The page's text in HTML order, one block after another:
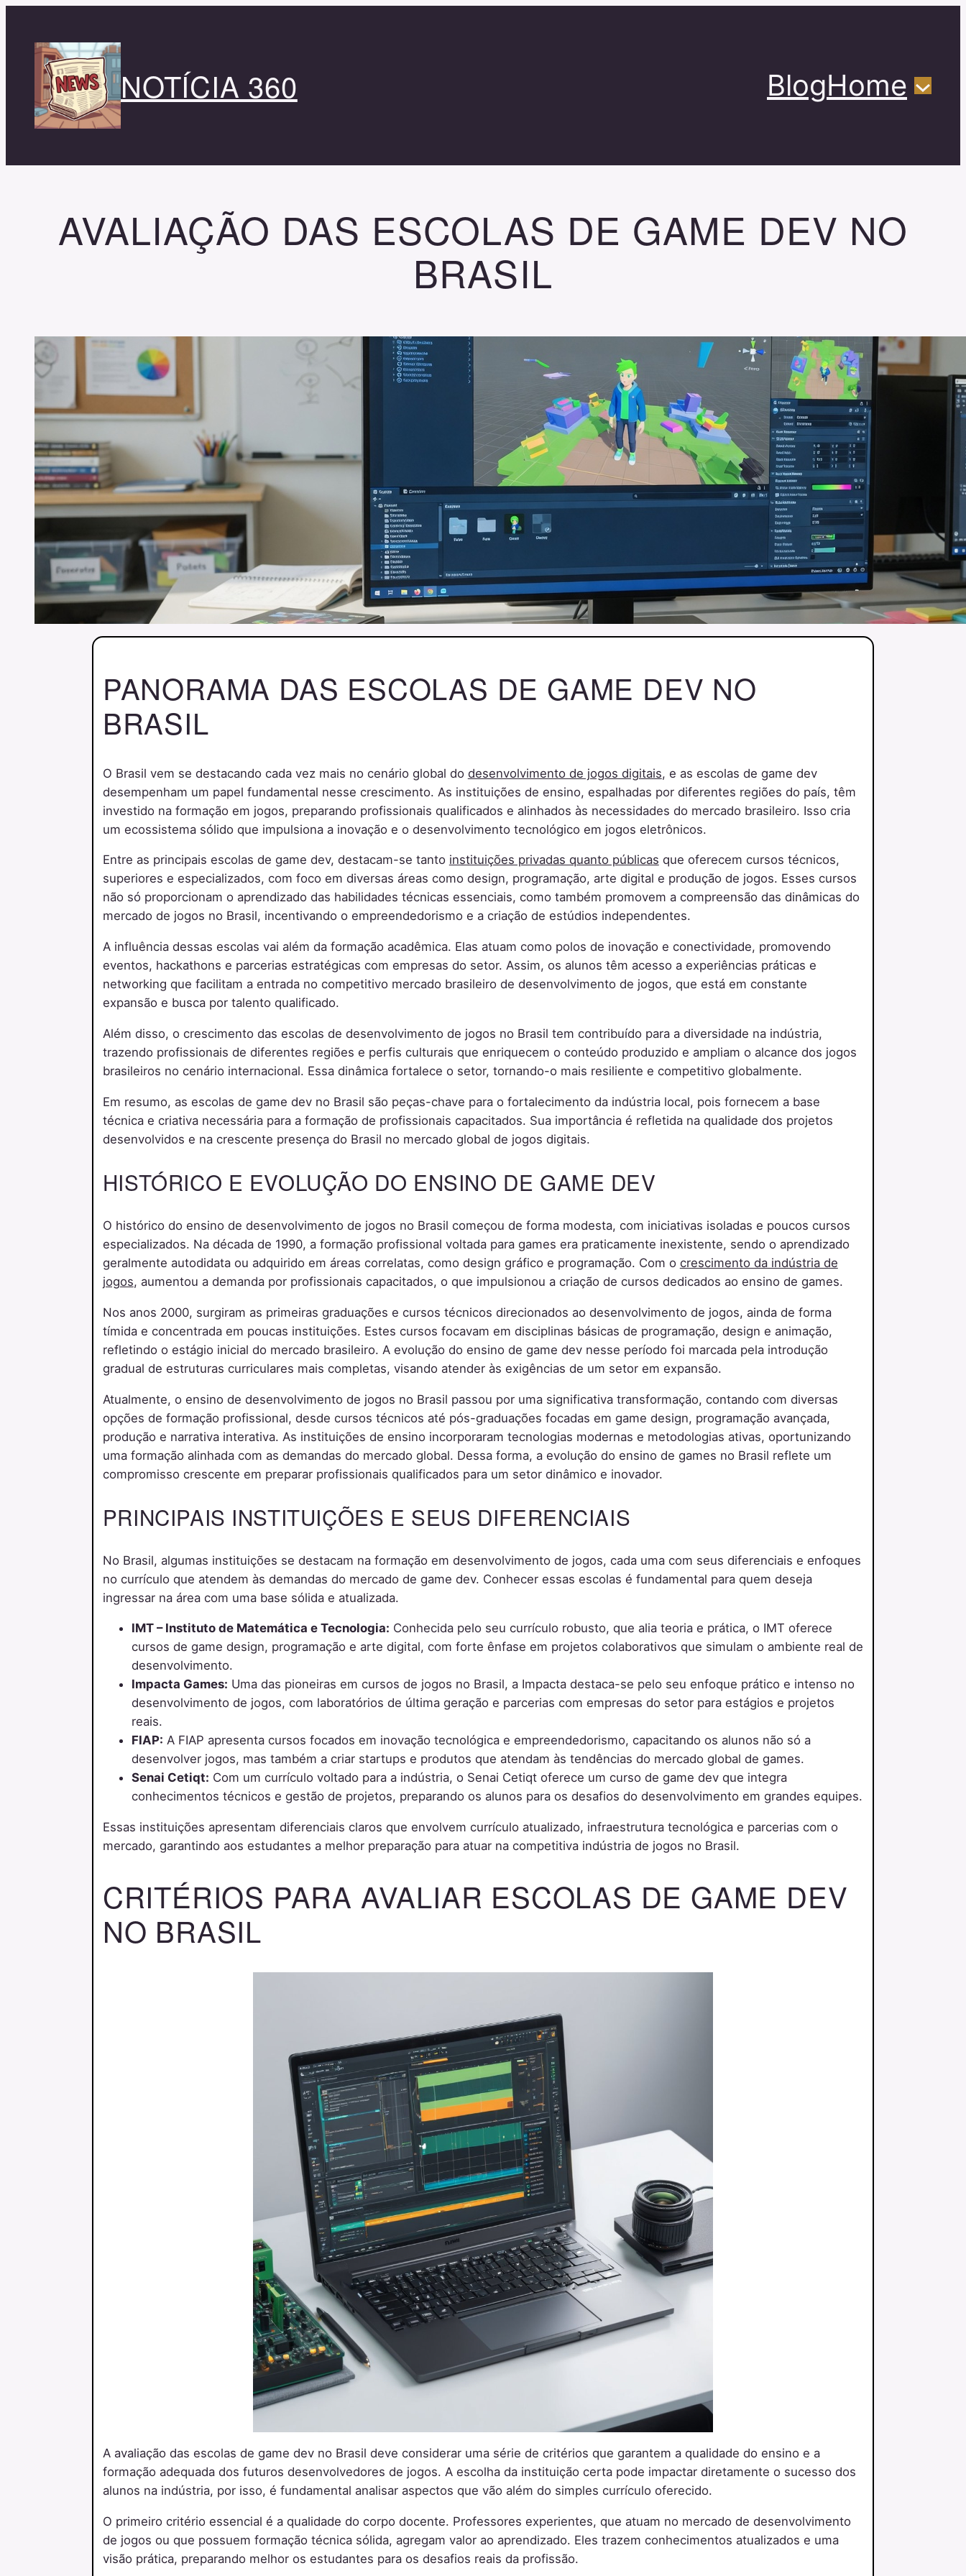
conteúdo
NOTÍCIA 360 BlogHome
AVALIAÇÃO DAS ESCOLAS DE GAME DEV NO
BRASIL
PANORAMA DAS ESCOLAS DE GAME DEV NO
BRASIL
O Brasil vem se destacando cada vez mais no cenário global do desenvolvimento de jogos digitais, e as escolas de game dev
desempenham um papel fundamental nesse crescimento. As instituições de ensino, espalhadas por diferentes regiões do país, têm
investido na formação em jogos, preparando profissionais qualificados e alinhados às necessidades do mercado brasileiro. Isso cria
um ecossistema sólido que impulsiona a inovação e o desenvolvimento tecnológico em jogos eletrônicos.
Entre as principais escolas de game dev, destacam-se tanto instituições privadas quanto públicas que oferecem cursos técnicos,
superiores e especializados, com foco em diversas áreas como design, programação, arte digital e produção de jogos. Esses cursos
não só proporcionam o aprendizado das habilidades técnicas essenciais, como também promovem a compreensão das dinâmicas do
mercado de jogos no Brasil, incentivando o empreendedorismo e a criação de estúdios independentes.
A influência dessas escolas vai além da formação acadêmica. Elas atuam como polos de inovação e conectividade, promovendo
eventos, hackathons e parcerias estratégicas com empresas do setor. Assim, os alunos têm acesso a experiências práticas e
networking que facilitam a entrada no competitivo mercado brasileiro de desenvolvimento de jogos, que está em constante
expansão e busca por talento qualificado.
Além disso, o crescimento das escolas de desenvolvimento de jogos no Brasil tem contribuído para a diversidade na indústria,
trazendo profissionais de diferentes regiões e perfis culturais que enriquecem o conteúdo produzido e ampliam o alcance dos jogos
brasileiros no cenário internacional. Essa dinâmica fortalece o setor, tornando-o mais resiliente e competitivo globalmente.
Em resumo, as escolas de game dev no Brasil são peças-chave para o fortalecimento da indústria local, pois fornecem a base
técnica e criativa necessária para a formação de profissionais capacitados. Sua importância é refletida na qualidade dos projetos
desenvolvidos e na crescente presença do Brasil no mercado global de jogos digitais.
HISTÓRICO E EVOLUÇÃO DO ENSINO DE GAME DEV
O histórico do ensino de desenvolvimento de jogos no Brasil começou de forma modesta, com iniciativas isoladas e poucos cursos
especializados. Na década de 1990, a formação profissional voltada para games era praticamente inexistente, sendo o aprendizado
geralmente autodidata ou adquirido em áreas correlatas, como design gráfico e programação. Com o crescimento da indústria de
jogos, aumentou a demanda por profissionais capacitados, o que impulsionou a criação de cursos dedicados ao ensino de games.
Nos anos 2000, surgiram as primeiras graduações e cursos técnicos direcionados ao desenvolvimento de jogos, ainda de forma
tímida e concentrada em poucas instituições. Estes cursos focavam em disciplinas básicas de programação, design e animação,
refletindo o estágio inicial do mercado brasileiro. A evolução do ensino de game dev nesse período foi marcada pela introdução
gradual de estruturas curriculares mais completas, visando atender às exigências de um setor em expansão.
Atualmente, o ensino de desenvolvimento de jogos no Brasil passou por uma significativa transformação, contando com diversas
opções de formação profissional, desde cursos técnicos até pós-graduações focadas em game design, programação avançada,
produção e narrativa interativa. As instituições de ensino incorporaram tecnologias modernas e metodologias ativas, oportunizando
uma formação alinhada com as demandas do mercado global. Dessa forma, a evolução do ensino de games no Brasil reflete um
compromisso crescente em preparar profissionais qualificados para um setor dinâmico e inovador.
PRINCIPAIS INSTITUIÇÕES E SEUS DIFERENCIAIS
No Brasil, algumas instituições se destacam na formação em desenvolvimento de jogos, cada uma com seus diferenciais e enfoques
no currículo que atendem às demandas do mercado de game dev. Conhecer essas escolas é fundamental para quem deseja
ingressar na área com uma base sólida e atualizada.
IMT – Instituto de Matemática e Tecnologia: Conhecida pelo seu currículo robusto, que alia teoria e prática, o IMT oferece
cursos de game design, programação e arte digital, com forte ênfase em projetos colaborativos que simulam o ambiente real de
desenvolvimento.
Impacta Games: Uma das pioneiras em cursos de jogos no Brasil, a Impacta destaca-se pelo seu enfoque prático e intenso no
desenvolvimento de jogos, com laboratórios de última geração e parcerias com empresas do setor para estágios e projetos
reais.
FIAP: A FIAP apresenta cursos focados em inovação tecnológica e empreendedorismo, capacitando os alunos não só a
desenvolver jogos, mas também a criar startups e produtos que atendam às tendências do mercado global de games.
Senai Cetiqt: Com um currículo voltado para a indústria, o Senai Cetiqt oferece um curso de game dev que integra
conhecimentos técnicos e gestão de projetos, preparando os alunos para os desafios do desenvolvimento em grandes equipes.
Essas instituições apresentam diferenciais claros que envolvem currículo atualizado, infraestrutura tecnológica e parcerias com o
mercado, garantindo aos estudantes a melhor preparação para atuar na competitiva indústria de jogos no Brasil.
CRITÉRIOS PARA AVALIAR ESCOLAS DE GAME DEV
NO BRASIL
A avaliação das escolas de game dev no Brasil deve considerar uma série de critérios que garantem a qualidade do ensino e a
formação adequada dos futuros desenvolvedores de jogos. A escolha da instituição certa pode impactar diretamente o sucesso dos
alunos na indústria, por isso, é fundamental analisar aspectos que vão além do simples currículo oferecido.
O primeiro critério essencial é a qualidade do corpo docente. Professores experientes, que atuam no mercado de desenvolvimento
de jogos ou que possuem formação técnica sólida, agregam valor ao aprendizado. Eles trazem conhecimentos atualizados e uma
visão prática, preparando melhor os estudantes para os desafios reais da profissão.